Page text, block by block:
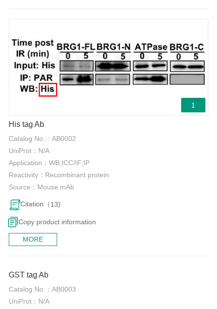
1
His tag Ab
Catalog No.： AB0002
UniProt： N/A
Application： WB;ICC/IF;IP
Reactivity： Recombinant protein
Source： Mouse mAb
Citation（13)
Copy product information
MORE
GST tag Ab
Catalog No.： AB0003
UniProt： N/A